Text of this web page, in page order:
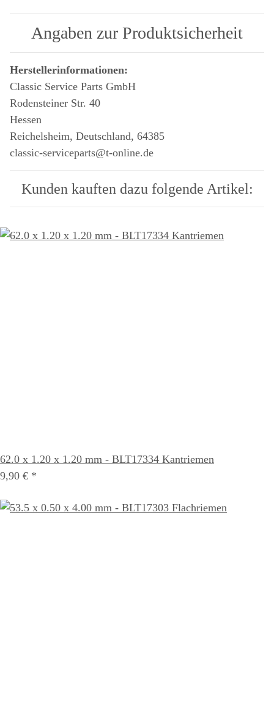
Angaben zur Produktsicherheit
Herstellerinformationen:
Classic Service Parts GmbH
Rodensteiner Str. 40
Hessen
Reichelsheim, Deutschland, 64385
classic-serviceparts@t-online.de
Kunden kauften dazu folgende Artikel:
62.0 x 1.20 x 1.20 mm - BLT17334 Kantriemen
9,90 € *